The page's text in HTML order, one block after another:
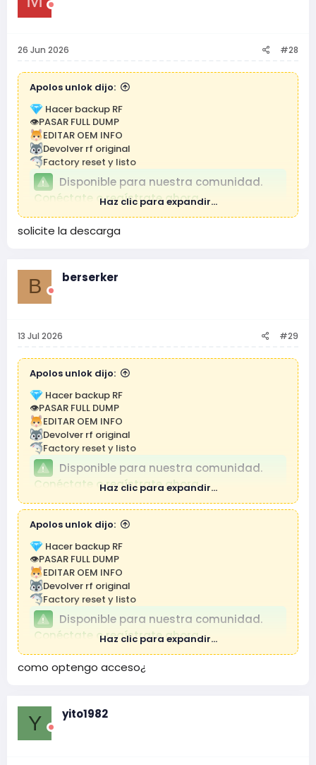
26 Jun 2026 #28
Apolos unlok dijo:
Hacer backup RF
👁PASAR FULL DUMP
EDITAR OEM INFO
Devolver rf original
Factory reset y listo
Disponible para nuestra comunidad.
Conéctate o regístrate ahora.
Haz clic para expandir...
solicite la descarga
B berserker
13 Jul 2026 #29
Apolos unlok dijo:
Hacer backup RF
👁PASAR FULL DUMP
EDITAR OEM INFO
Devolver rf original
Factory reset y listo
Disponible para nuestra comunidad.
Conéctate o regístrate ahora.
Haz clic para expandir...
Apolos unlok dijo:
Hacer backup RF
👁PASAR FULL DUMP
EDITAR OEM INFO
Devolver rf original
Factory reset y listo
Disponible para nuestra comunidad.
Conéctate o regístrate ahora.
Haz clic para expandir...
como optengo acceso¿
Y yito1982